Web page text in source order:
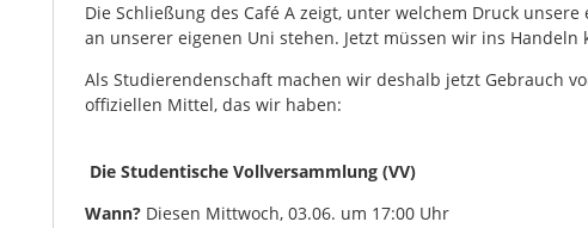
Die Schließung des Café A zeigt, unter welchem Druck unsere
an unserer eigenen Uni stehen. Jetzt müssen wir ins Handeln
Als Studierendenschaft machen wir deshalb jetzt Gebrauch
offiziellen Mittel, das wir haben:
Die Studentische Vollversammlung (VV)
Wann?Diesen Mittwoch, 03.06. um 17:00 Uhr